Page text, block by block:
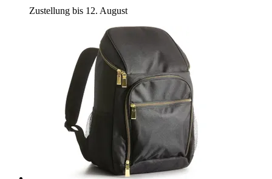
Zustellung bis 12. August